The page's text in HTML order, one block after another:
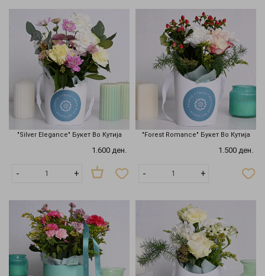
"Silver Elegance" Букет Во Кутија
1.600 ден.
- +
"Forest Romance" Букет Во Кутија
1.500 ден.
- +